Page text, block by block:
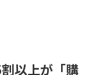
以上が「購